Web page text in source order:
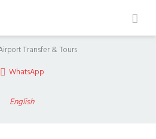
Transfer & Tours
WhatsApp
English